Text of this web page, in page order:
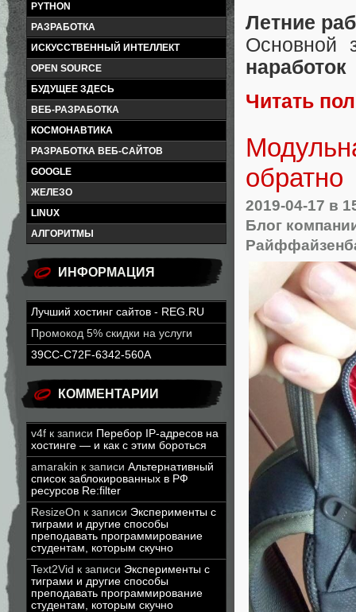
PYTHON
РАЗРАБОТКА
ИСКУССТВЕННЫЙ ИНТЕЛЛЕКТ
OPEN SOURCE
БУДУЩЕЕ ЗДЕСЬ
ВЕБ-РАЗРАБОТКА
КОСМОНАВТИКА
РАЗРАБОТКА ВЕБ-САЙТОВ
GOOGLE
ЖЕЛЕЗО
LINUX
АЛГОРИТМЫ
ИНФОРМАЦИЯ
Лучший хостинг сайтов - REG.RU
Промокод 5% скидки на услуги
39CC-C72F-6342-560A
КОММЕНТАРИИ
v4f к записи Перебор IP-адресов на
хостинге — и как с этим бороться
amarakin к записи Альтернативный
список заблокированных в РФ
ресурсов Re:filter
ResizeOn к записи Эксперименты с
тиграми и другие способы
преподавать программирование
студентам, которым скучно
Text2Vid к записи Эксперименты с
тиграми и другие способы
преподавать программирование
студентам, которым скучно
Летние
Основной
наработок
Читать
обратно
2019-04-17 в
Блог